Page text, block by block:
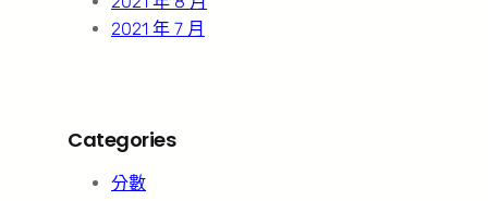
2021 年 7 月
Categories
分數